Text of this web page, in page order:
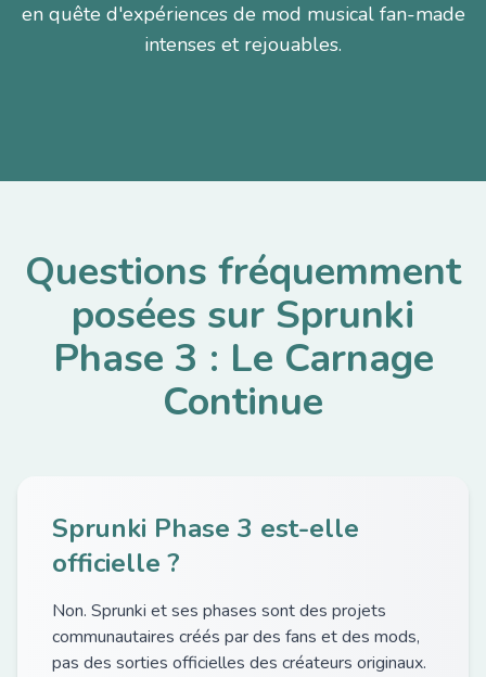
en quête d'expériences de mod musical fan-made
intenses et rejouables.
Questions fréquemment
posées sur Sprunki
Phase 3 : Le Carnage
Continue
Sprunki Phase 3 est-elle
officielle ?
Non. Sprunki et ses phases sont des projets
communautaires créés par des fans et des mods,
pas des sorties officielles des créateurs originaux.